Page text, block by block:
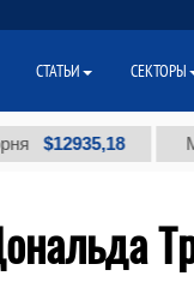
Мазут
СТАТЬИ СЕКТОРЫ